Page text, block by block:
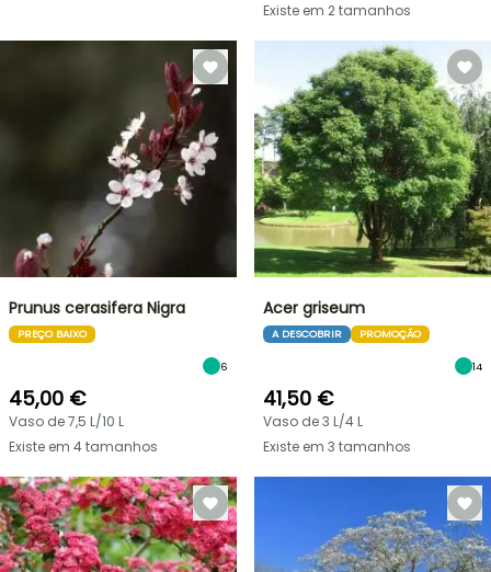
Existe em 2 tamanhos
Prunus cerasifera Nigra
PREÇO BAIXO
6
45,00 €
Vaso de 7,5 L/10 L
Existe em 4 tamanhos
Acer griseum
A DESCOBRIR PROMOÇÃO
14
41,50 €
Vaso de 3 L/4 L
Existe em 3 tamanhos